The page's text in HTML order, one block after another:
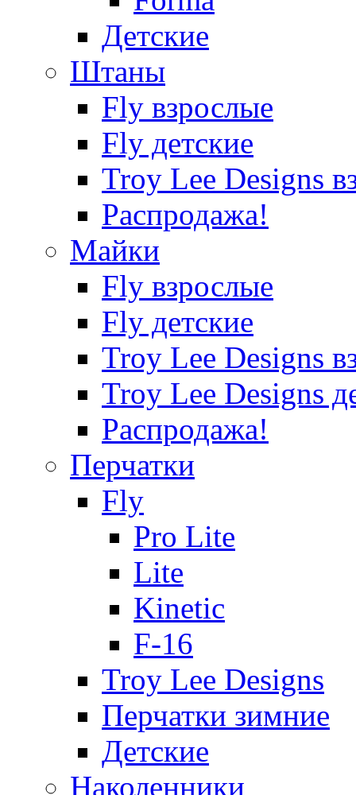
Детские
Штаны
Fly взрослые
Fly детские
Troy Lee Designs
Распродажа!
Майки
Fly взрослые
Fly детские
Troy Lee Designs
Troy Lee Designs
Распродажа!
Перчатки
Fly
Pro Lite
Lite
Kinetic
F-16
Troy Lee Designs
Перчатки зимние
Детские
Наколенники